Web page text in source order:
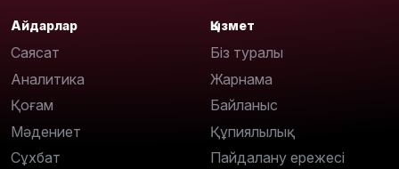
Айдарлар
Саясат
Аналитика
Қоғам
Мәдениет
Сұхбат
Қызмет
Біз туралы
Жарнама
Байланыс
Құпиялылық
Пайдалану ережесі